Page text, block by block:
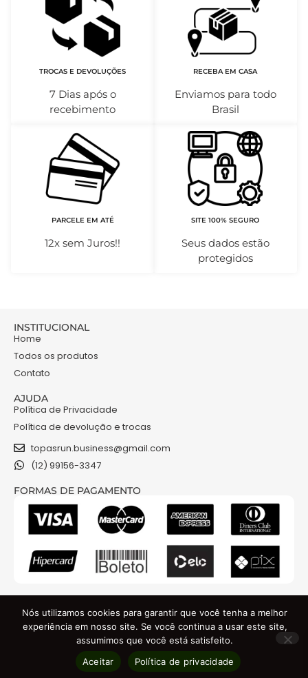
TROCAS E DEVOLUÇÕES
7 Dias após o
recebimento
RECEBA EM CASA
Enviamos para todo
Brasil
PARCELE EM ATÉ
12x sem Juros!!
SITE 100% SEGURO
Seus dados estão
protegidos
INSTITUCIONAL
Home
Todos os produtos
Contato
AJUDA
Política de Privacidade
Política de devolução e trocas
topasrun.business@gmail.com
(12) 99156-3347
FORMAS DE PAGAMENTO
TOPAS RUN COMERCIO DE ROUPAS E ACESSORIOS LTDA - CNPJ: 48.841.301/0001-74
Nós utilizamos cookies para garantir que você tenha a melhor
experiência em nosso site. Se você continua a usar este site,
assumimos que você está satisfeito.
Aceitar
Política de privacidade